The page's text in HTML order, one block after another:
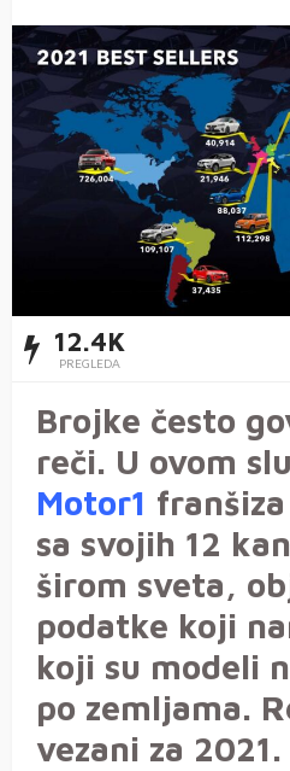
12.4K
PREGLEDA
Brojke često
reči. U ovom
Motor1
sa svojih 12
širom sveta,
podatke koji
koji su modeli
po zemljama.
vezani za 2021.